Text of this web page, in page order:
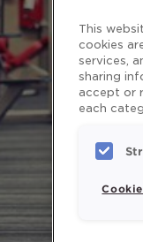
This
cookies
services,
sharing
accept or
each